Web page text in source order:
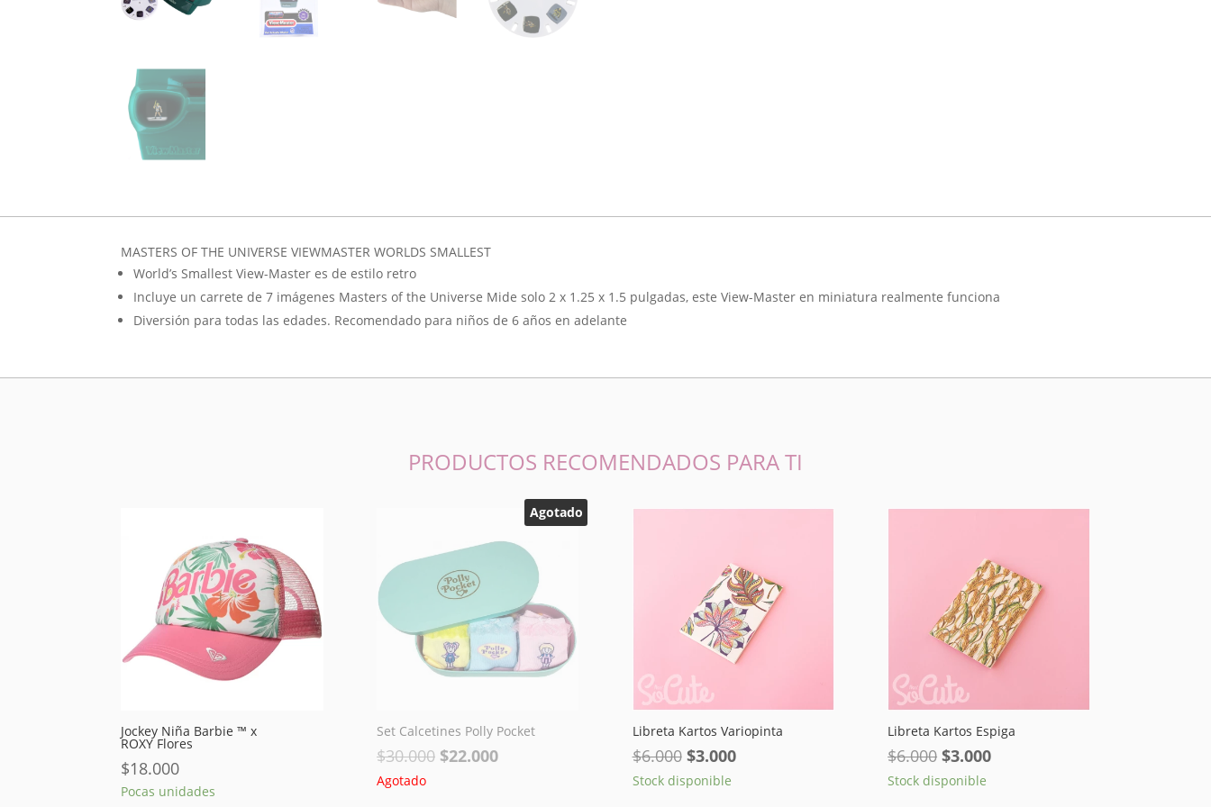
MASTERS OF THE UNIVERSE VIEWMASTER WORLDS SMALLEST
World’s Smallest View-Master es de estilo retro
Incluye un carrete de 7 imágenes Masters of the Universe Mide solo 2 x 1.25 x 1.5 pulgadas, este View-Master en miniatura realmente funciona
Diversión para todas las edades. Recomendado para niños de 6 años en adelante
PRODUCTOS RECOMENDADOS PARA TI
Jockey Niña Barbie ™ x
ROXY Flores
$18.000
Pocas unidades
Agotado
Set Calcetines Polly Pocket
$30.000 El
$22.000El
Agotado
Libreta Kartos Variopinta
$6.000 El
precio
$3.000El
Stock disponible
Libreta Kartos Espiga
$6.000 El
precio
$3.000El
Stock disponible